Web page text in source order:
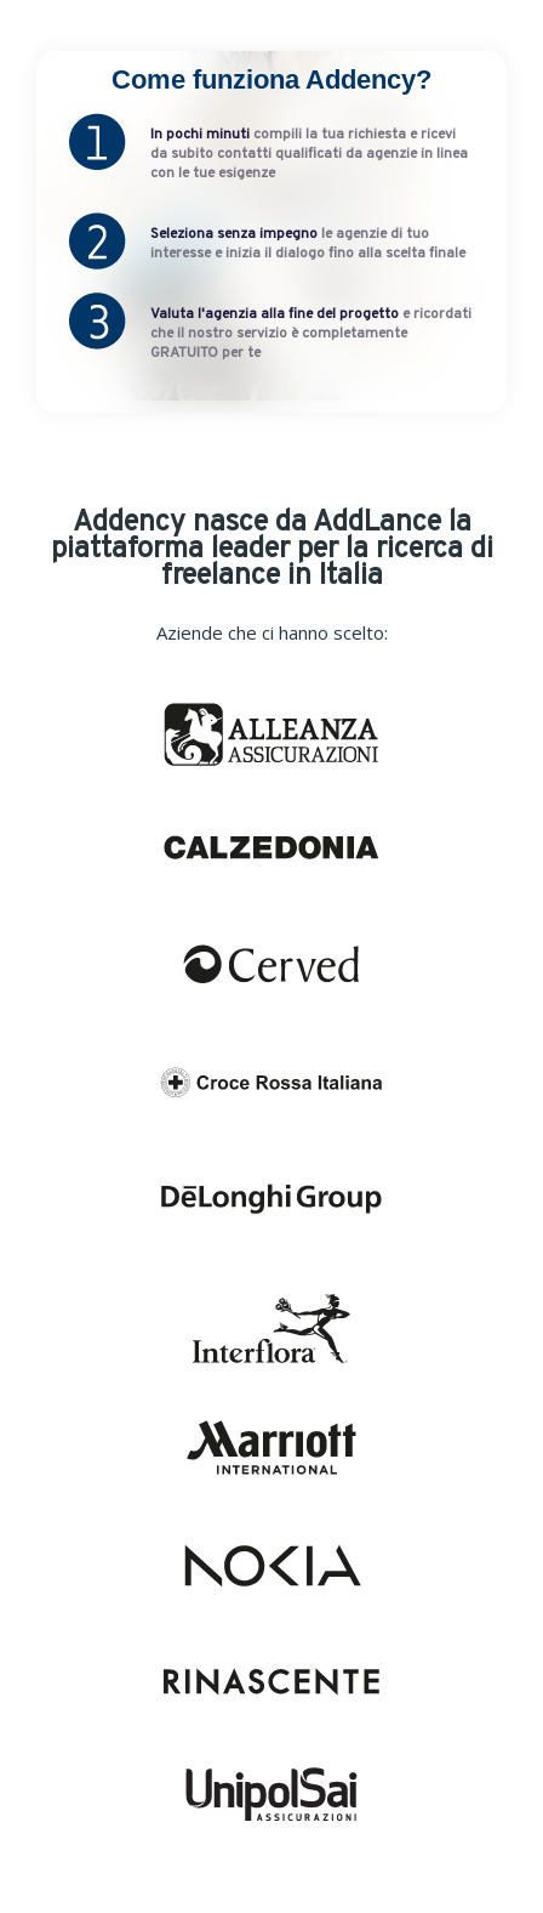
Come funziona Addency?
In pochi minuti compili la tua richiesta e ricevi
da subito contatti qualificati da agenzie in linea
con le tue esigenze
Seleziona senza impegno le agenzie di tuo
interesse e inizia il dialogo fino alla scelta finale
Valuta l'agenzia alla fine del progetto e ricordati
che il nostro servizio è completamente
GRATUITO per te
Addency nasce da AddLance la
piattaforma leader per la ricerca di
freelance in Italia
Aziende che ci hanno scelto: